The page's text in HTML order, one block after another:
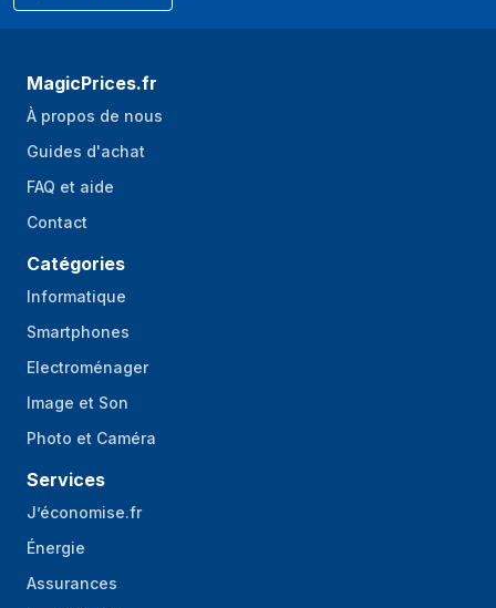
MagicPrices.fr
À propos de nous
Guides d'achat
FAQ et aide
Contact
Catégories
Informatique
Smartphones
Electroménager
Image et Son
Photo et Caméra
Services
J’économise.fr
Énergie
Assurances